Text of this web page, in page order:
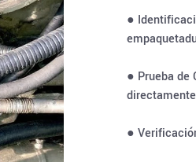
●
● Prueba de
●